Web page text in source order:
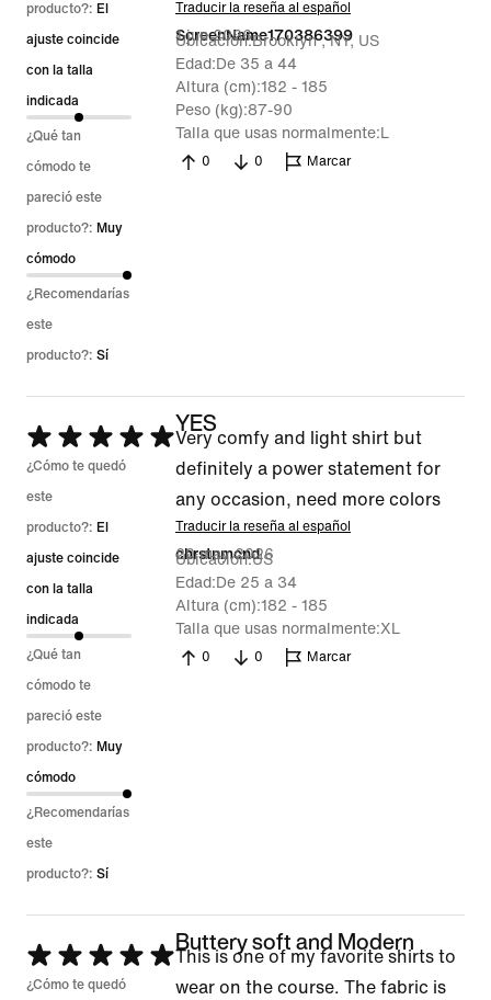
5
de
5
producto?: El
ajuste coincide
con la talla
indicada
¿Qué tan
cómodo te
pareció este
producto?: Muy
cómodo
¿Recomendarías
este
producto?: Sí
Traducir la reseña al español
ScreenName170386399
1 jun 2026
Ubicación Brooklyn , NY, US
Edad De 35 a 44
Altura (cm) 182 - 185
Peso (kg) 87-90
Talla que usas normalmente L
0 0 Marcar
Se
calificó
con
5
de
5
¿Cómo te quedó
este
producto?: El
ajuste coincide
con la talla
indicada
¿Qué tan
cómodo te
pareció este
producto?: Muy
cómodo
¿Recomendarías
este
producto?: Sí
YES
Very comfy and light shirt but
definitely a power statement for
any occasion, need more colors
Traducir la reseña al español
chrstnmcnd
20 may 2026
Ubicación US
Edad De 25 a 34
Altura (cm) 182 - 185
Talla que usas normalmente XL
0 0 Marcar
Se
calificó
¿Cómo te quedó
Buttery soft and Modern
This is one of my favorite shirts to
wear on the course. The fabric is